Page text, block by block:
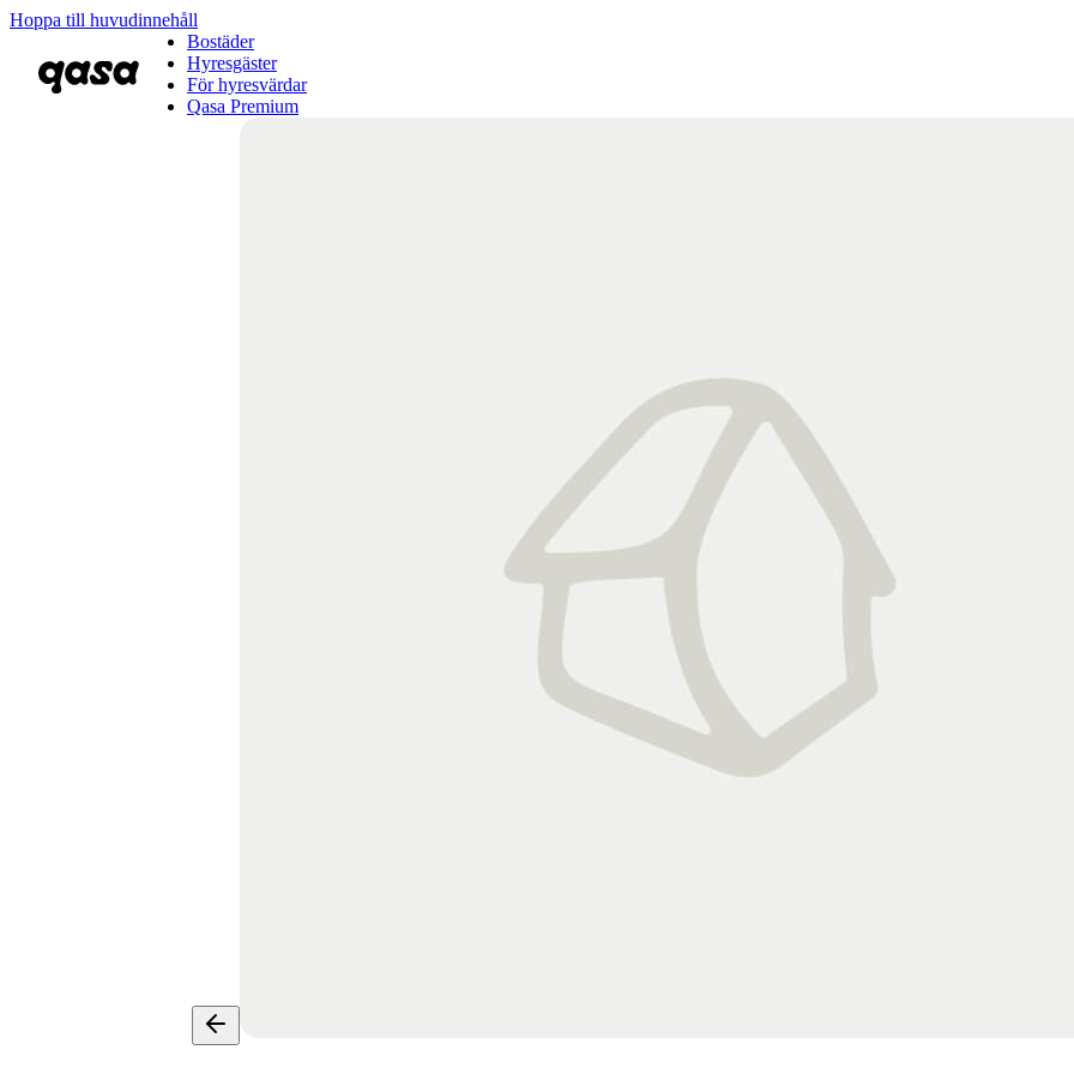
Hoppa till huvudinnehåll
Bostäder
Hyresgäster
För hyresvärdar
Qasa Premium